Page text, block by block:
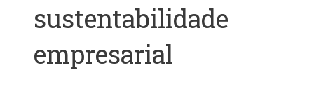
sustentabilidade
empresarial